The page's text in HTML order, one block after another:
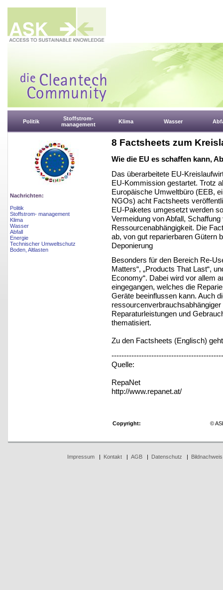
Politik
Stoffstrom-
management
Klima Wasser
Nachrichten:
Politik
Stoffstrom- management
Klima
Wasser
Abfall
Energie
Technischer Umweltschutz
Boden, Altlasten
8 Factsheets zum
Wie die EU es schaffen kann,
Das überarbeitete EU-
EU-Kommission gestartet. Trotz
Europäische Umweltbüro (EEB,
NGOs) acht Factsheets
EU-Paketes umgesetzt werden
Vermeidung von Abfall,
Ressourcenabhängigkeit. Die
ab, von gut reparierbaren Gütern
Deponierung
Besonders für den Bereich Re-
Matters“, „Products That Last“,
Economy“. Dabei wird vor allem
eingegangen, welches die
Geräte beeinflussen kann. Auch
Reparaturleistungen und
thematisiert.
Zu den Factsheets (Englisch)
Quelle:
RepaNet
http://www.repanet.at/
Copyright: ©
Impressum| Kontakt| AGB| Datenschutz | Bildnachweis